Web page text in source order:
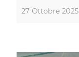
27 Ottobre 2025